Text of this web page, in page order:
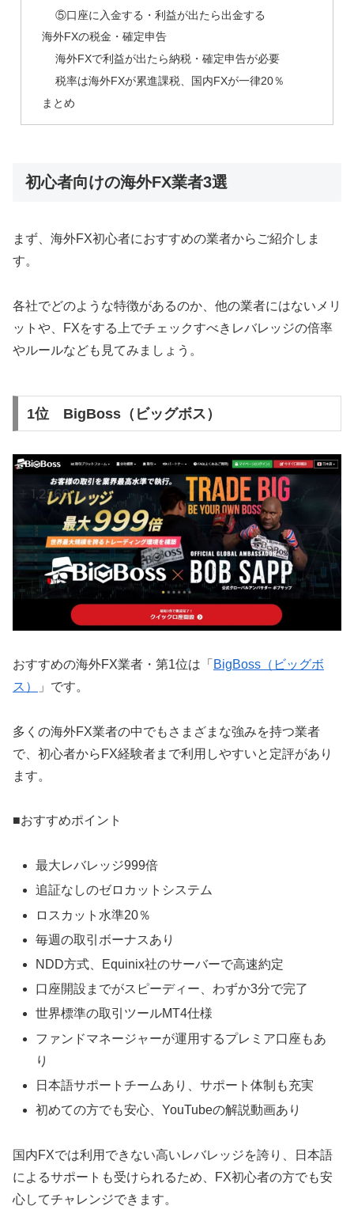
⑤口座に入金する・利益が出たら出金する
海外FXの税金・確定申告
海外FXで利益が出たら納税・確定申告が必要
税率は海外FXが累進課税、国内FXが一律20％
まとめ
初心者向けの海外FX業者3選
まず、海外FX初心者におすすめの業者からご紹介しま
す。
各社でどのような特徴があるのか、他の業者にはないメリ
ットや、FXをする上でチェックすべきレバレッジの倍率
やルールなども見てみましょう。
1位 BigBoss（ビッグボス）
おすすめの海外FX業者・第1位は「 BigBoss（ビッグボ
ス）
」です。
多くの海外FX業者の中でもさまざまな強みを持つ業者
で、初心者からFX経験者まで利用しやすいと定評があり
ます。
■おすすめポイント
最大レバレッジ999倍
追証なしのゼロカットシステム
ロスカット水準20％
毎週の取引ボーナスあり
NDD方式、Equinix社のサーバーで高速約定
口座開設までがスピーディー、わずか3分で完了
世界標準の取引ツールMT4仕様
ファンドマネージャーが運用するプレミア口座もあ
り
日本語サポートチームあり、サポート体制も充実
初めての方でも安心、YouTubeの解説動画あり
国内FXでは利用できない高いレバレッジを誇り、日本語
によるサポートも受けられるため、FX初心者の方でも安
心してチャレンジできます。